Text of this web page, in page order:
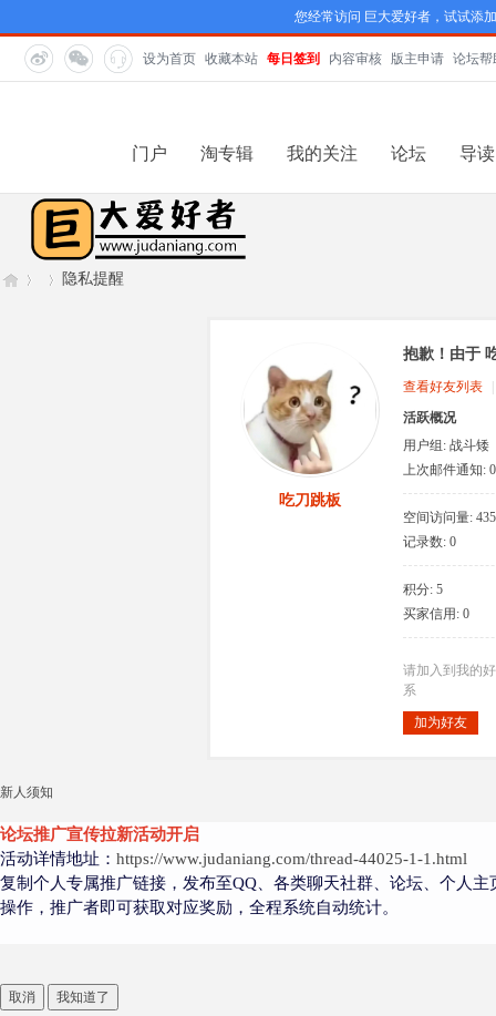
您经常访问 巨大爱好者，试试添
设为首页 收藏本站 每日签到 内容审核 版主申请 论坛帮
门户 淘专辑 我的关注 论坛 导读
隐私提醒
吃刀跳板
抱歉！由于
查看好友列表
活跃概况
用户组: 战斗矮
人
上次邮件通知: 0
空间访问量: 435
记录数: 0
积分: 5
买家信用: 0
请加入到我的
系
加为好友
新人须知
论坛推广宣传拉新活动开启
活动详情地址： https://www.judaniang.com/thread-44025-1-1.html
复制个人专属推广链接，发布至QQ、各类聊天社群、论坛、个人
操作，推广者即可获取对应奖励，全程系统自动统计。
取消 我知道了